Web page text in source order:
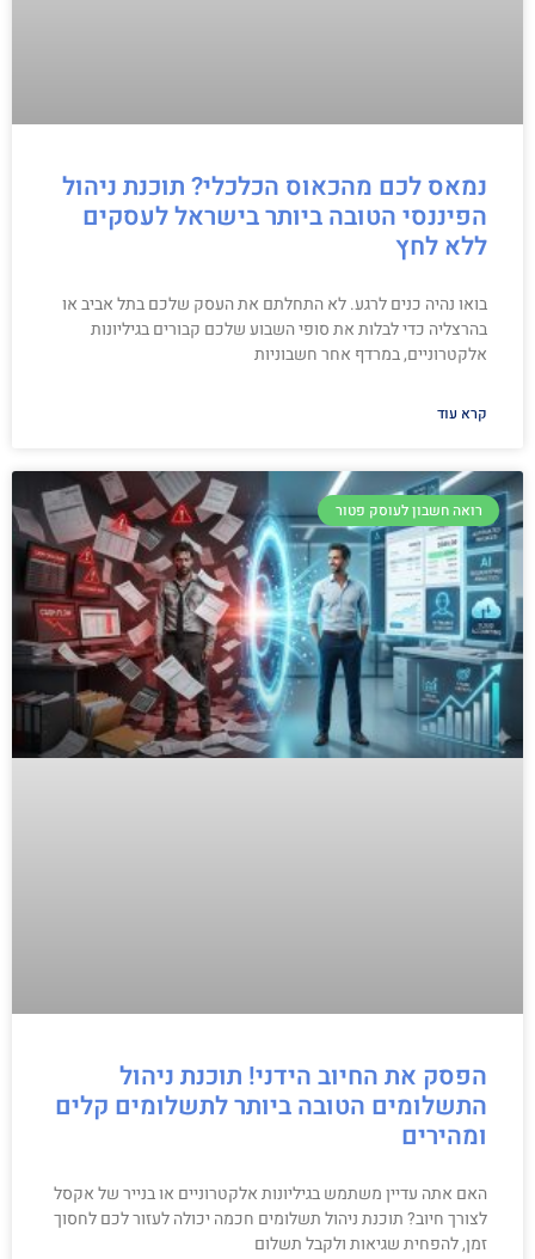
נמאס לכם מהכאוס הכלכלי? תוכנת ניהול
הפיננסי הטובה ביותר בישראל לעסקים
ללא לחץ
בואו נהיה כנים לרגע. לא התחלתם את העסק שלכם בתל אביב או
בהרצליה כדי לבלות את סופי השבוע שלכם קבורים בגיליונות
אלקטרוניים, במרדף אחר חשבוניות
קרא עוד
רואה חשבון לעוסק פטור
הפסק את החיוב הידני! תוכנת ניהול
התשלומים הטובה ביותר לתשלומים קלים
ומהירים
האם אתה עדיין משתמש בגיליונות אלקטרוניים או בנייר של אקסל
לצורך חיוב? תוכנת ניהול תשלומים חכמה יכולה לעזור לכם לחסוך
זמן, להפחית שגיאות ולקבל תשלום